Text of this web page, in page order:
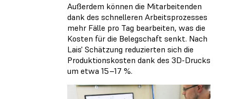
Außerdem können die Mitarbeitenden
dank des schnelleren Arbeitsprozesses
mehr Fälle pro Tag bearbeiten, was die
Kosten für die Belegschaft senkt. Nach
Lais' Schätzung reduzierten sich die
Produktionskosten dank des 3D-Drucks
um etwa 15–17 %.